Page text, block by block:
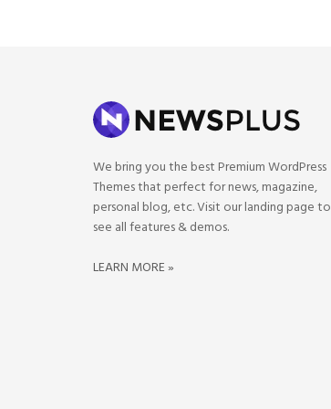
We bring you the best Premium WordPress
Themes that perfect for news, magazine,
personal blog, etc. Visit our landing page to
see all features & demos.
LEARN MORE »